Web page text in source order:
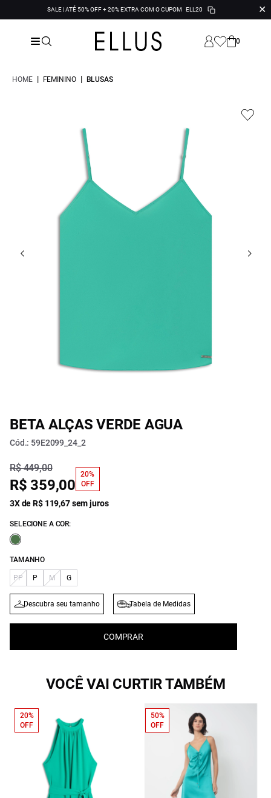
SALE | ATÉ 50% OFF + 20% EXTRA COM O CUPOM ELL20 ✕
0
HOME | FEMININO | BLUSAS
BETA ALÇAS VERDE AGUA
Cód.: 59E2099_24_2
R$ 449,00
R$ 359,00
20%
OFF
3X de R$ 119,67 sem juros
SELECIONE A COR:
TAMANHO
PP P M G
Descubra seu tamanho Tabela de Medidas
COMPRAR
VOCÊ VAI CURTIR TAMBÉM
20%
OFF
50%
OFF